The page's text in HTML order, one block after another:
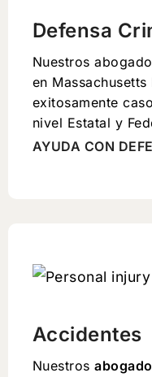
Defensa
Nuestros
en
exitosamente
nivel Estatal y
AYUDA CON
Accidentes
Nuestros